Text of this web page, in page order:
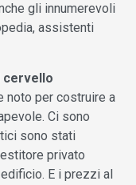
gli innumerevoli
assistenti
cervello
noto per costruire a
Ci sono
sono stati
privato
E i prezzi al